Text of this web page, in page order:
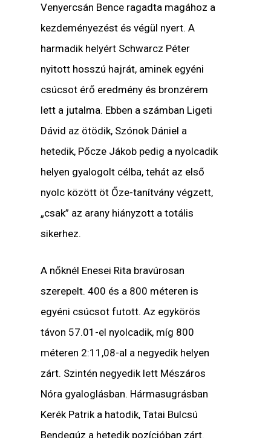
Venyercsán Bence ragadta magához a
kezdeményezést és végül nyert. A
harmadik helyért Schwarcz Péter
nyitott hosszú hajrát, aminek egyéni
csúcsot érő eredmény és bronzérem
lett a jutalma. Ebben a számban Ligeti
Dávid az ötödik, Szónok Dániel a
hetedik, Pőcze Jákob pedig a nyolcadik
helyen gyalogolt célba, tehát az első
nyolc között öt Őze-tanítvány végzett,
„csak” az arany hiányzott a totális
sikerhez.
A nőknél Enesei Rita bravúrosan
szerepelt. 400 és a 800 méteren is
egyéni csúcsot futott. Az egykörös
távon 57.01-el nyolcadik, míg 800
méteren 2:11,08-al a negyedik helyen
zárt. Szintén negyedik lett Mészáros
Nóra gyaloglásban. Hármasugrásban
Kerék Patrik a hatodik, Tatai Bulcsú
Bendegúz a hetedik pozícióban zárt.